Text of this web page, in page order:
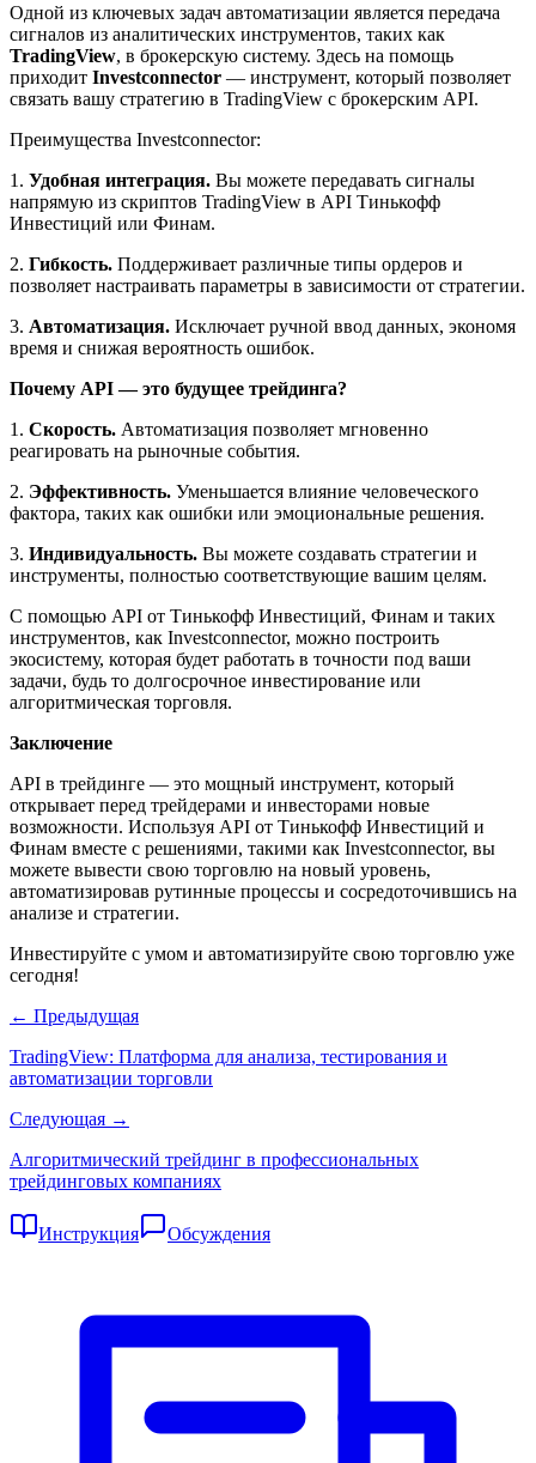
Одной из ключевых задач автоматизации является передача
сигналов из аналитических инструментов, таких как
TradingView, в брокерскую систему. Здесь на помощь
приходит Investconnector — инструмент, который позволяет
связать вашу стратегию в TradingView с брокерским API.
Преимущества Investconnector:
1. Удобная интеграция. Вы можете передавать сигналы
напрямую из скриптов TradingView в API Тинькофф
Инвестиций или Финам.
2. Гибкость. Поддерживает различные типы ордеров и
позволяет настраивать параметры в зависимости от стратегии.
3. Автоматизация. Исключает ручной ввод данных, экономя
время и снижая вероятность ошибок.
Почему API — это будущее трейдинга?
1. Скорость. Автоматизация позволяет мгновенно
реагировать на рыночные события.
2. Эффективность. Уменьшается влияние человеческого
фактора, таких как ошибки или эмоциональные решения.
3. Индивидуальность. Вы можете создавать стратегии и
инструменты, полностью соответствующие вашим целям.
С помощью API от Тинькофф Инвестиций, Финам и таких
инструментов, как Investconnector, можно построить
экосистему, которая будет работать в точности под ваши
задачи, будь то долгосрочное инвестирование или
алгоритмическая торговля.
Заключение
API в трейдинге — это мощный инструмент, который
открывает перед трейдерами и инвесторами новые
возможности. Используя API от Тинькофф Инвестиций и
Финам вместе с решениями, такими как Investconnector, вы
можете вывести свою торговлю на новый уровень,
автоматизировав рутинные процессы и сосредоточившись на
анализе и стратегии.
Инвестируйте с умом и автоматизируйте свою торговлю уже
сегодня!
← Предыдущая
TradingView: Платформа для анализа, тестирования и
автоматизации торговли
Следующая →
Алгоритмический трейдинг в профессиональных
трейдинговых компаниях
Инструкция Обсуждения